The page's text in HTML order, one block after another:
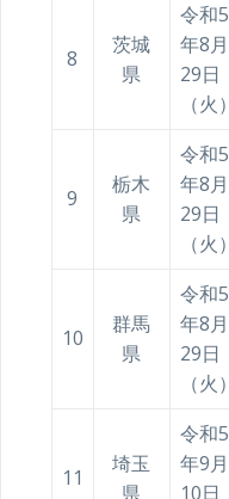
8
茨城
県
令和5
年8月
29日
（火）
9
栃木
県
令和5
年8月
29日
（火）
10
群馬
県
令和5
年8月
29日
（火）
11
埼玉
県
令和5
年9月
10日